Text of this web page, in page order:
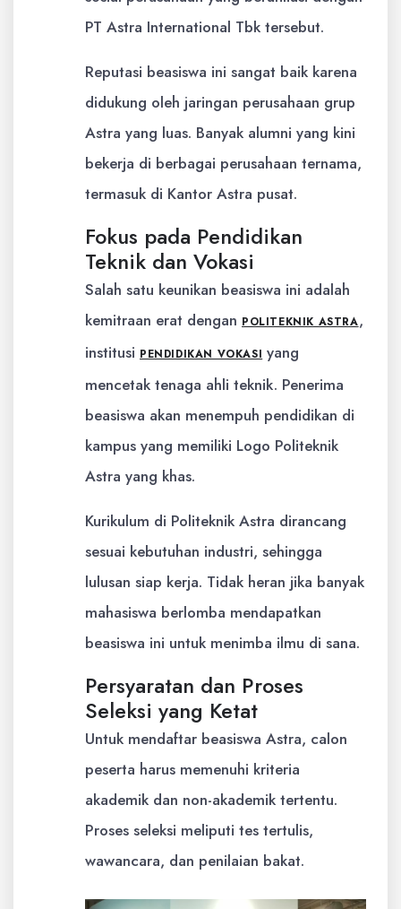
PT Astra International Tbk tersebut.
Reputasi beasiswa ini sangat baik karena
didukung oleh jaringan perusahaan grup
Astra yang luas. Banyak alumni yang kini
bekerja di berbagai perusahaan ternama,
termasuk di Kantor Astra pusat.
Fokus pada Pendidikan
Teknik dan Vokasi
Salah satu keunikan beasiswa ini adalah
kemitraan erat dengan POLITEKNIK ASTRA,
institusi PENDIDIKAN VOKASI yang
mencetak tenaga ahli teknik. Penerima
beasiswa akan menempuh pendidikan di
kampus yang memiliki Logo Politeknik
Astra yang khas.
Kurikulum di Politeknik Astra dirancang
sesuai kebutuhan industri, sehingga
lulusan siap kerja. Tidak heran jika banyak
mahasiswa berlomba mendapatkan
beasiswa ini untuk menimba ilmu di sana.
Persyaratan dan Proses
Seleksi yang Ketat
Untuk mendaftar beasiswa Astra, calon
peserta harus memenuhi kriteria
akademik dan non-akademik tertentu.
Proses seleksi meliputi tes tertulis,
wawancara, dan penilaian bakat.